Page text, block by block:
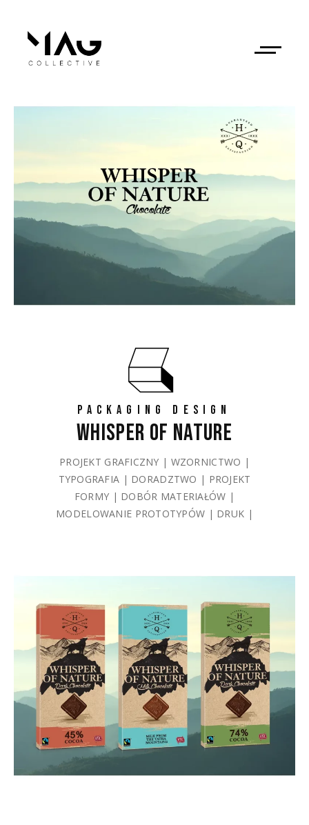
PACKAGING DESIGN
WHISPER OF NATURE
PROJEKT GRAFICZNY | WZORNICTWO |
TYPOGRAFIA | DORADZTWO | PROJEKT
FORMY | DOBÓR MATERIAŁÓW |
MODELOWANIE PROTOTYPÓW | DRUK |